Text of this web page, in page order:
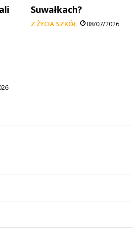
Suwałkach?
Z ŻYCIA SZKÓŁ 08/07/2026